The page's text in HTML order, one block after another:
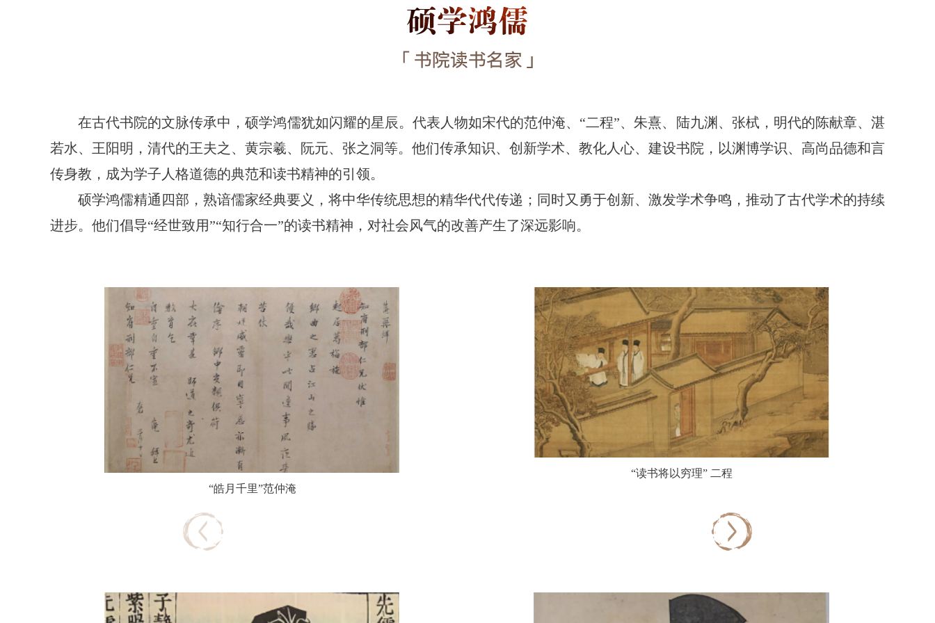
在古代书院的文脉传承中，硕学鸿儒犹如闪耀的星辰。代表人物如宋代的范仲淹、“二程”、朱熹、陆九渊、张栻，明代的陈献章、湛
若水、王阳明，清代的王夫之、黄宗羲、阮元、张之洞等。他们传承知识、创新学术、教化人心、建设书院，以渊博学识、高尚品德和言
传身教，成为学子人格道德的典范和读书精神的引领。
硕学鸿儒精通四部，熟谙儒家经典要义，将中华传统思想的精华代代传递；同时又勇于创新、激发学术争鸣，推动了古代学术的持续
进步。他们倡导“经世致用”“知行合一”的读书精神，对社会风气的改善产生了深远影响。
“皓月千里”范仲淹
“读书将以穷理” 二程